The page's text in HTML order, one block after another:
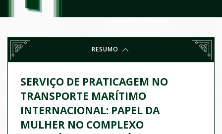
RESUMO
SERVIÇO DE PRATICAGEM NO
TRANSPORTE MARÍTIMO
INTERNACIONAL: PAPEL DA
MULHER NO COMPLEXO